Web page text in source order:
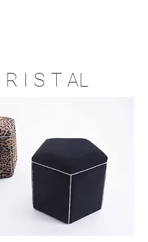
R I S T AL